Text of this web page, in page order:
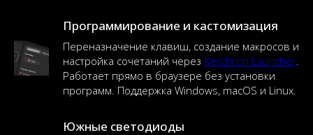
Программирование и кастомизация
Переназначение клавиш, создание макросов и
настройка сочетаний через Keychron Launcher.
Работает прямо в браузере без установки
программ. Поддержка Windows, macOS и Linux.
Южные светодиоды